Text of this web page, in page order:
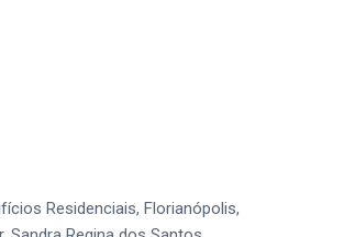
Residenciais, Florianópolis,